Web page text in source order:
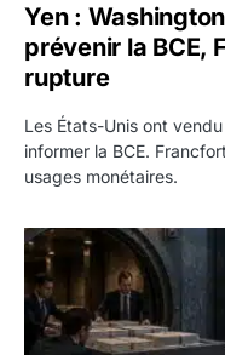
Yen :
prévenir la BCE,
rupture
Les États-Unis ont
informer la BCE.
usages monétaires.
Jane Street négocie